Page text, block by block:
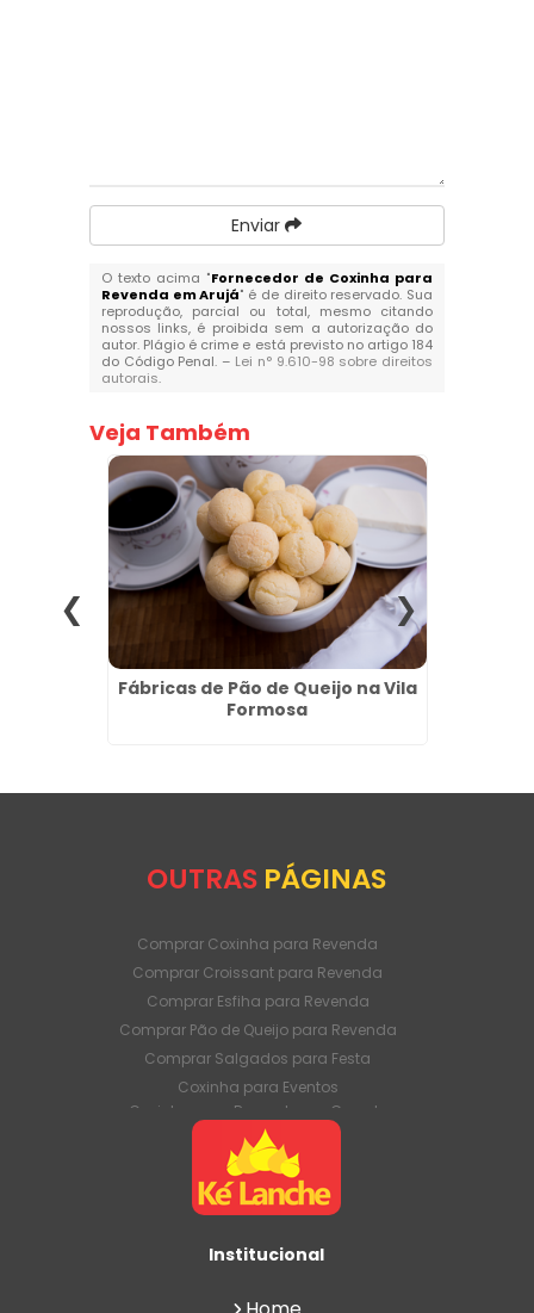
Enviar
O texto acima "Fornecedor de Coxinha para
Revenda em Arujá" é de direito reservado. Sua
reprodução, parcial ou total, mesmo citando
nossos links, é proibida sem a autorização do
autor. Plágio é crime e está previsto no artigo 184
do Código Penal. – Lei n° 9.610-98 sobre direitos
autorais.
Veja Também
Fábricas de Pão de Queijo na Vila
Formosa
OUTRAS PÁGINAS
Comprar Coxinha para Revenda
Comprar Croissant para Revenda
Comprar Esfiha para Revenda
Comprar Pão de Queijo para Revenda
Comprar Salgados para Festa
Coxinha para Eventos
Coxinha para Revenda em Grande
Quantidade
Coxinha para Venda Direto da Fábrica
Coxinha para Venda em Atacado
Croissant para Revenda em Grande
Croissant para Venda Direto da Fábrica
Institucional